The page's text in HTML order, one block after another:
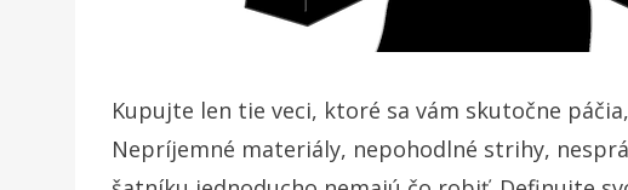
Kupujte len tie veci, ktoré sa vám skutočne
Nepríjemné materiály, nepohodlné strihy,